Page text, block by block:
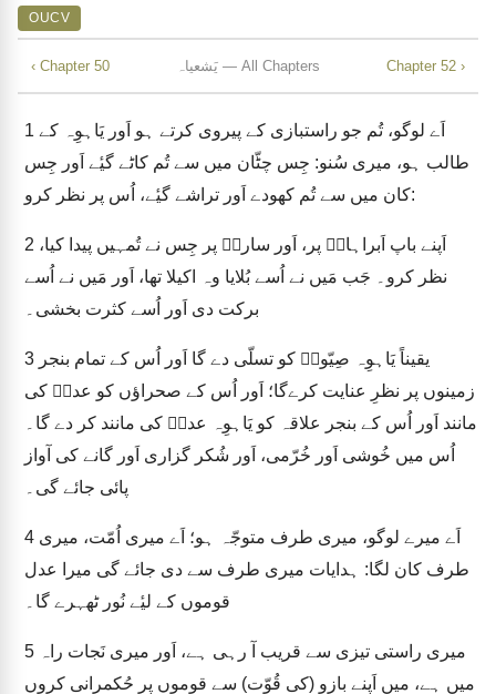
OUCV
‹ Chapter 50 یَشعیاہ — All Chapters Chapter 52 ›
1
طالب ہو، میری سُنو: جِس چٹّان میں سے تُم کاٹے گیٔے اَور جِس
کان میں سے تُم کھودے اَور تراشے گیٔے، اُس پر نظر کرو:
2
نظر کرو۔ جَب مَیں نے اُسے بُلایا وہ اکیلا تھا، اَور مَیں نے اُسے
برکت دی اَور اُسے کثرت بخشی۔
3
زمینوں پر نظرِ عنایت کرےگا؛ اَور اُس کے صحراؤں کو عدنؔ کی
مانند اَور اُس کے بنجر علاقہ کو یَاہوِہ عدنؔ کی مانند کر دے گا۔
اُس میں خُوشی اَور خُرّمی، اَور شُکر گزاری اَور گانے کی آواز
پائی جائے گی۔
4
طرف کان لگا: ہدایات میری طرف سے دی جائے گی میرا عدل
قوموں کے لیٔے نُور ٹھہرے گا۔
5
میں ہے، میں اَپنے بازو (کی قُوّت) سے قوموں پر حُکمرانی کروں